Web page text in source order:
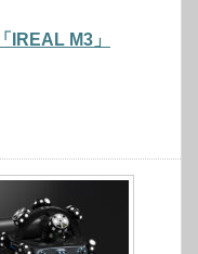
IREAL M3」